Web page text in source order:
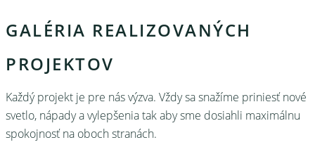
GALÉRIA REALIZOVANÝCH
PROJEKTOV
Každý projekt je pre nás výzva. Vždy sa snažíme priniesť nové
svetlo, nápady a vylepšenia tak aby sme dosiahli maximálnu
spokojnosť na oboch stranách.